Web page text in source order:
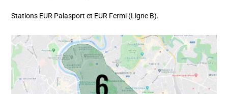
Stations EUR Palasport et EUR Fermi (Ligne B).